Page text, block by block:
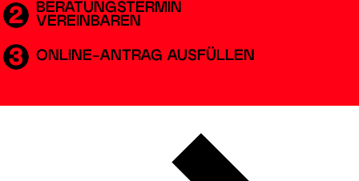
BERATUNGSTERMIN
VEREINBAREN
ONLINE-ANTRAG AUSFÜLLEN